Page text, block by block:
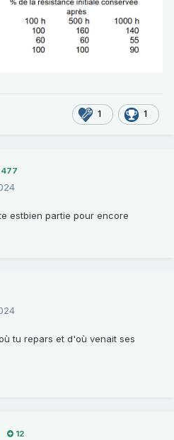
1 1
477
estbien partie pour encore
tu repars et d'où venait ses
12